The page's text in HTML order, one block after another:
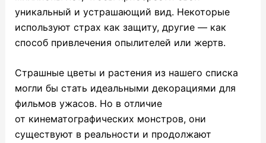
уникальный и устрашающий вид. Некоторые
используют страх как защиту, другие — как
способ привлечения опылителей или жертв.
Страшные цветы и растения из нашего списка
могли бы стать идеальными декорациями для
фильмов ужасов. Но в отличие
от кинематографических монстров, они
существуют в реальности и продолжают